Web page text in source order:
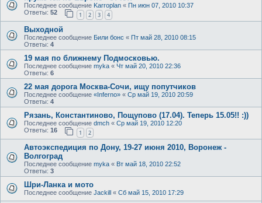
Последнее сообщение Karroplan « Пн июн 07, 2010 10:37
Ответы: 52 1 2 3 4
Выходной
Последнее сообщение Били бонс « Пт май 28, 2010 08:15
Ответы: 4
19 мая по ближнему Подмосковью.
Последнее сообщение myka « Чт май 20, 2010 22:36
Ответы: 6
22 мая дорога Москва-Сочи, ищу попутчиков
Последнее сообщение «Inferno» « Ср май 19, 2010 20:59
Ответы: 4
Рязань, Константиново, Пощупово (17.04). Теперь 15.05!! :))
Последнее сообщение dmch « Ср май 19, 2010 12:20
Ответы: 16 1 2
Автоэкспедиция по Дону, 19-27 июня 2010, Воронеж -
Волгоград
Последнее сообщение myka « Вт май 18, 2010 22:52
Ответы: 3
Шри-Ланка и мото
Последнее сообщение Jackill « Сб май 15, 2010 17:29